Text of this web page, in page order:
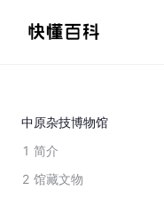
中原杂技博物馆
1 简介
2 馆藏文物